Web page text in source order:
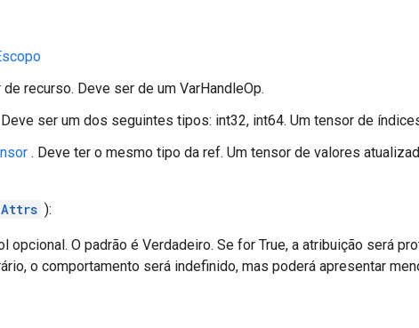
recurso. Deve ser de um VarHandleOp.
ser um dos seguintes tipos: int32, int64. Um tensor de
. Deve ter o mesmo tipo da ref. Um tensor de valores
Attrs ):
opcional. O padrão é Verdadeiro. Se for True, a atribuição será
o comportamento será indefinido, mas poderá apresentar